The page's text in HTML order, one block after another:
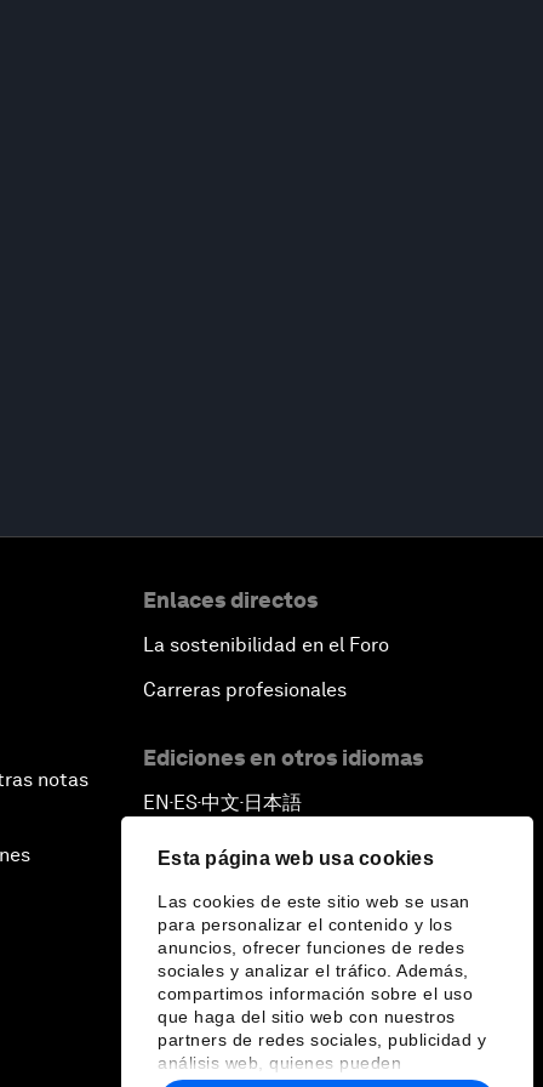
Esta página web usa cookies
Las cookies de este sitio web se usan
para personalizar el contenido y los
anuncios, ofrecer funciones de redes
sociales y analizar el tráfico. Además,
compartimos información sobre el uso
que haga del sitio web con nuestros
partners de redes sociales, publicidad y
análisis web, quienes pueden
notas
Enlaces directos
La sostenibilidad en el Foro
Carreras profesionales
Ediciones en otros idiomas
EN ▪ES▪中文▪ 日本語